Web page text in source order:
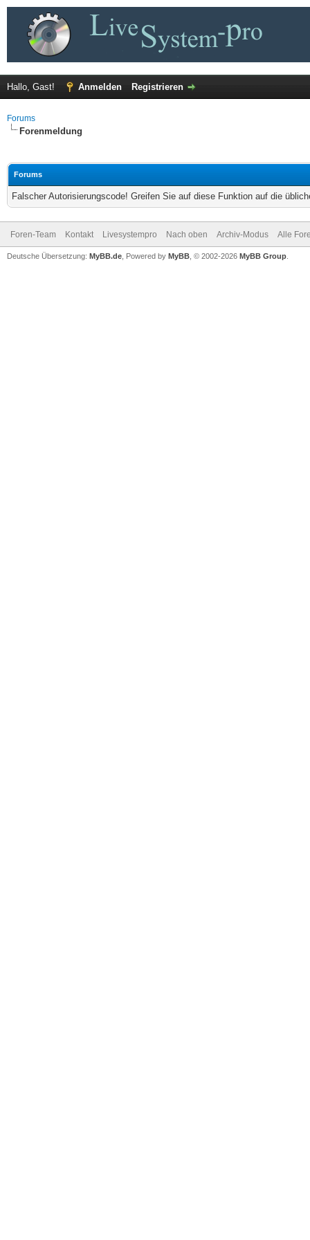
Hallo, Gast! Anmelden Registrieren
Forums
Forenmeldung
Forums
Falscher Autorisierungscode! Greifen Sie auf diese Funktion auf die
Foren-Team Kontakt Livesystempro Nach oben Archiv-Modus Alle
Deutsche Übersetzung: MyBB.de , Powered by MyBB , © 2002-2026 MyBB Group